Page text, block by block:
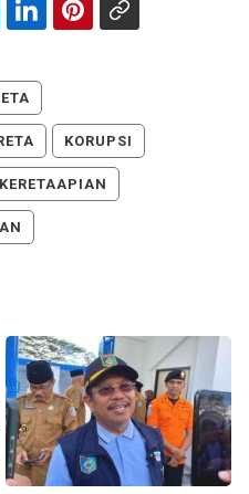
KORUPSI